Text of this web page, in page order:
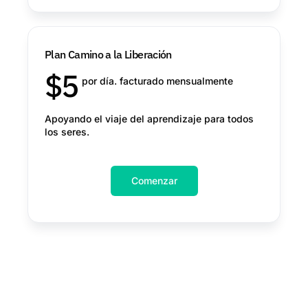
Plan Camino a la Liberación
$5 por día. facturado mensualmente
Apoyando el viaje del aprendizaje para todos
los seres.
Comenzar